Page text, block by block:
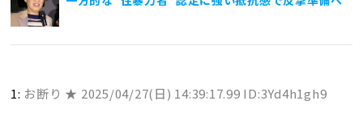
1: お断り ★ 2025/04/27(日) 14:39:17.99 ID:3Yd4h1gh9